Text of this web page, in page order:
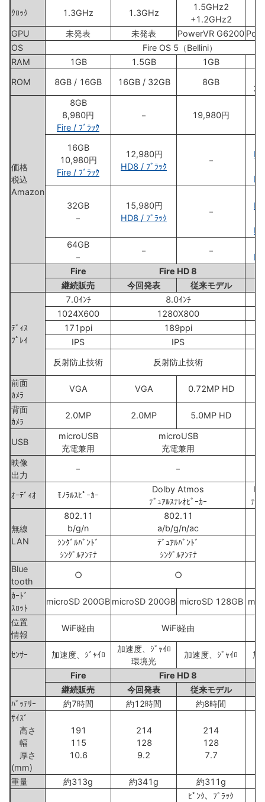
ｸﾛｯｸ 1.3GHz 1.3GHz
1.5GHz2
+1.2GHz2
GPU
未発表 未発表 PowerVR G6200
OS
Fire OS 5（Bellini）
RAM
1GB 1.5GB
1GB
ROM
8GB / 16GB 16GB / 32GB 8GB
価格
税込
Amazon
8GB
8,980円
Fire / ﾌﾞﾗｯｸ
－ 19,980円
16GB
10,980円
Fire / ﾌﾞﾗｯｸ
12,980円
HD8 / ﾌﾞﾗｯｸ
－
32GB
－
15,980円
HD8 / ﾌﾞﾗｯｸ
－
64GB
－
－ －
Fire
Fire HD 8
継続販売
今回発表 従来モデル
ﾃﾞｨｽ
ﾌﾟﾚｲ
7.0ｲﾝﾁ 8.0ｲﾝﾁ
1024X600
1280X800
171ppi
189ppi
IPS
IPS
反射防止技術
反射防止技術
前面
ｶﾒﾗ
VGA VGA 0.72MP HD
背面
ｶﾒﾗ
2.0MP 2.0MP 5.0MP HD
USB
microUSB
充電兼用
microUSB
充電兼用
映像
出力
－ －
ｵｰﾃﾞｨｵ ﾓﾉﾗﾙｽﾋﾟｰｶｰ
Dolby Atmos
ﾃﾞｭｱﾙｽﾃﾚｵﾋﾟｰｶｰ
ﾃﾞｭ
無線
LAN
802.11
b/g/n
802.11
a/b/g/n/ac
ｼﾝｸﾞﾙﾊﾞﾝﾄﾞ
ｼﾝｸﾞﾙｱﾝﾃﾅ
ﾃﾞｭｱﾙﾊﾞﾝﾄﾞ
ｼﾝｸﾞﾙｱﾝﾃﾅ
Blue
tooth
○ ○
ｶｰﾄﾞ
ｽﾛｯﾄ
microSD 200GB microSD 200GB microSD 128GB
位置
情報
WiFi経由 WiFi経由
ｾﾝｻｰ 加速度、ｼﾞｬｲﾛ
加速度、ｼﾞｬｲﾛ
環境光
加速度、ｼﾞｬｲﾛ 加
Fire Fire HD 8
継続販売
今回発表 従来モデル
ﾊﾞｯﾃﾘｰ
約7時間 約12時間 約8時間
ｻｲｽﾞ
高さ
幅
厚さ
(mm)
191
115
10.6
214
128
9.2
214
128
7.7
重量 約313g 約341g 約311g
ﾋﾟﾝｸ、ﾌﾞﾗｯｸ